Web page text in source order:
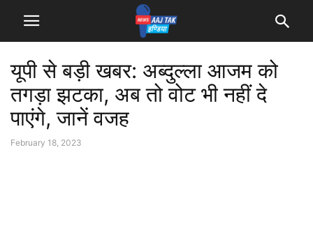
यूपी से बड़ी खबर: अब्दुल्ला आजम को
तगड़ा झटका, अब तो वोट भी नहीं दे
पाएंगे, जानें वजह
February 18, 2023